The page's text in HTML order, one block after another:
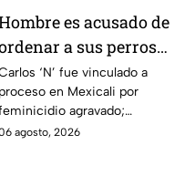
es acusado de
a sus perros
a su hermana
con discapacidad
auditiva en Mexicali; lo
procesan por
‘N’ fue vinculado a
proceso en Mexicali por
agravado;
señalan un
agosto, 2026